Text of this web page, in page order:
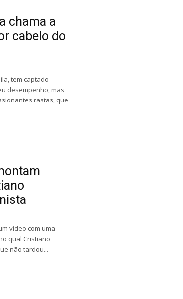
chama a
cabelo do
tem captado
desempenho, mas
rastas, que
vídeo com uma
qual Cristiano
não tardou...